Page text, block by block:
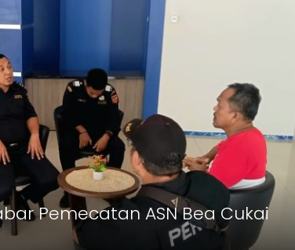
Pemecatan ASN Bea Cukai